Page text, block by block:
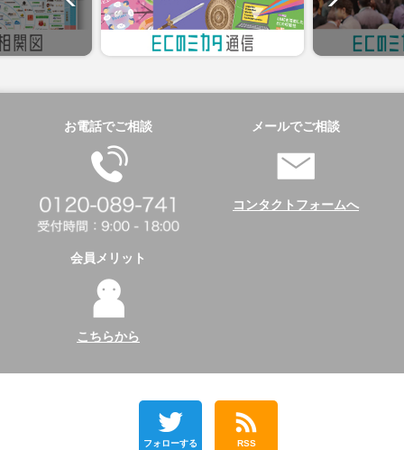
お電話でご相談 メールでご相談
コンタクトフォームへ
会員メリット
こちらから
フォローする RSS